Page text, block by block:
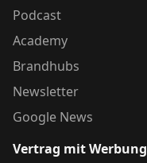
Podcast
Academy
Brandhubs
Newsletter
Google News
Vertrag mit Werbung